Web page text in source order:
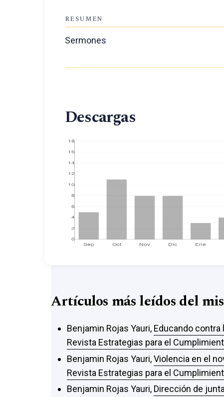
RESUMEN
Sermones
Descargas
Artículos más leídos del
Benjamin Rojas Yauri, Educando contra
Revista Estrategias para el
Benjamin Rojas Yauri,Violencia en el
Revista Estrategias para el
Benjamin Rojas Yauri, Dirección de